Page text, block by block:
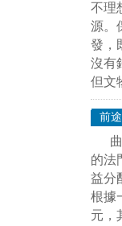
不理
源。
發，
沒有
但文
前途
的法
益分
根據
元，